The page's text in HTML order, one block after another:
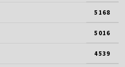
5168
5016
4539